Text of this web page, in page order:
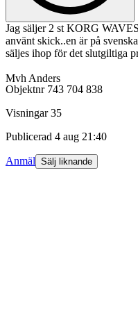
Jag säljer 2 st KORG
använt skick..en är på
säljes ihop för det slutgiltiga
Mvh Anders
Objektnr 743 704 838
Visningar 35
Publicerad 4 aug 21:40
Anmäl Sälj liknande